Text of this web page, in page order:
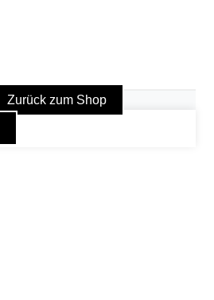
Zurück zum Shop